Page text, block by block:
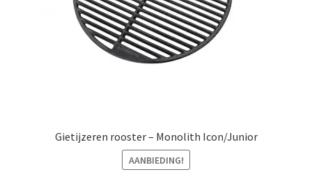
Gietijzeren rooster – Monolith Icon/Junior
AANBIEDING!